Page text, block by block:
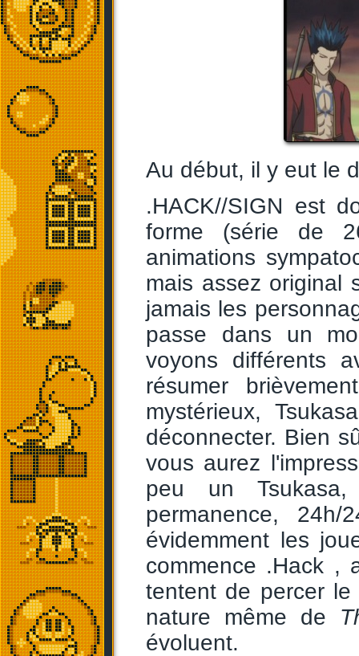
Au début, il y eut le
.HACK//SIGN est
forme (série de
animations
mais assez original
jamais les
passe dans un
voyons différents
résumer
mystérieux,
déconnecter. Bien
vous aurez
peu un
permanence,
évidemment les
commence .Hack ,
tentent de percer
nature même de
évoluent.